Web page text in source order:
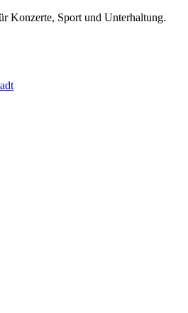
Konzerte, Sport und Unterhaltung.